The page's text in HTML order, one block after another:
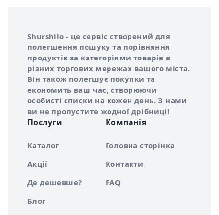
Про сервіс Shurshilo
Shurshilo - це сервіс створений для
полегшення пошуку та порівняння
продуктів за категоріями товарів в
різних торгових мережах вашого міста.
Він також полегшує покупки та
економить ваш час, створюючи
особисті списки на кожен день. З нами
ви не пропустите жодної дрібниці!
Послуги
Каталог
Акції
Де дешевше?
Блог
Компанія
Головна сторінка
Контакти
FAQ